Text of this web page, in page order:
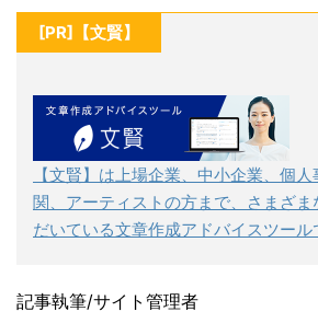
[PR]【文賢】
【文賢】は上場企業、中小企業、個
関、アーティストの方まで、さまざま
だいている文章作成アドバイスツール
記事執筆/サイト管理者